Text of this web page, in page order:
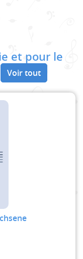
et pour le
Voir tout